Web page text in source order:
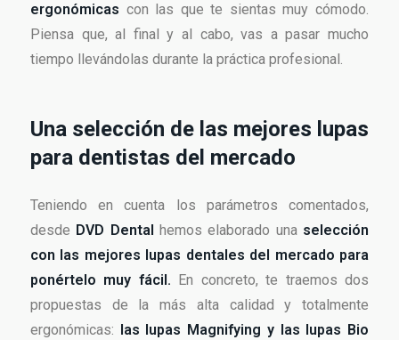
ergonómicas con las que te sientas muy cómodo.
Piensa que, al final y al cabo, vas a pasar mucho
tiempo llevándolas durante la práctica profesional.
Una selección de las mejores lupas
para dentistas del mercado
Teniendo en cuenta los parámetros comentados,
desde DVD Dental hemos elaborado una selección
con las mejores lupas dentales del mercado para
ponértelo muy fácil. En concreto, te traemos dos
propuestas de la más alta calidad y totalmente
ergonómicas:
las lupas Magnifying y las lupas Bio